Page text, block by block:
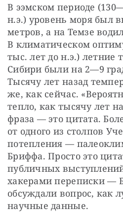
В ээмском периоде
н.э.) уровень моря был
метров, а на Темзе
В климатическом
тыс. лет до н.э.) летние
Сибири были на 2—9
Тысячу лет назад
же, как сейчас.
тепло, как тысячу лет
фраза — это цитата.
от одного из столпов
потепления —
Бриффа. Просто это
публичных
хакерами переписки —
обсуждали вопрос, как
научные данные.